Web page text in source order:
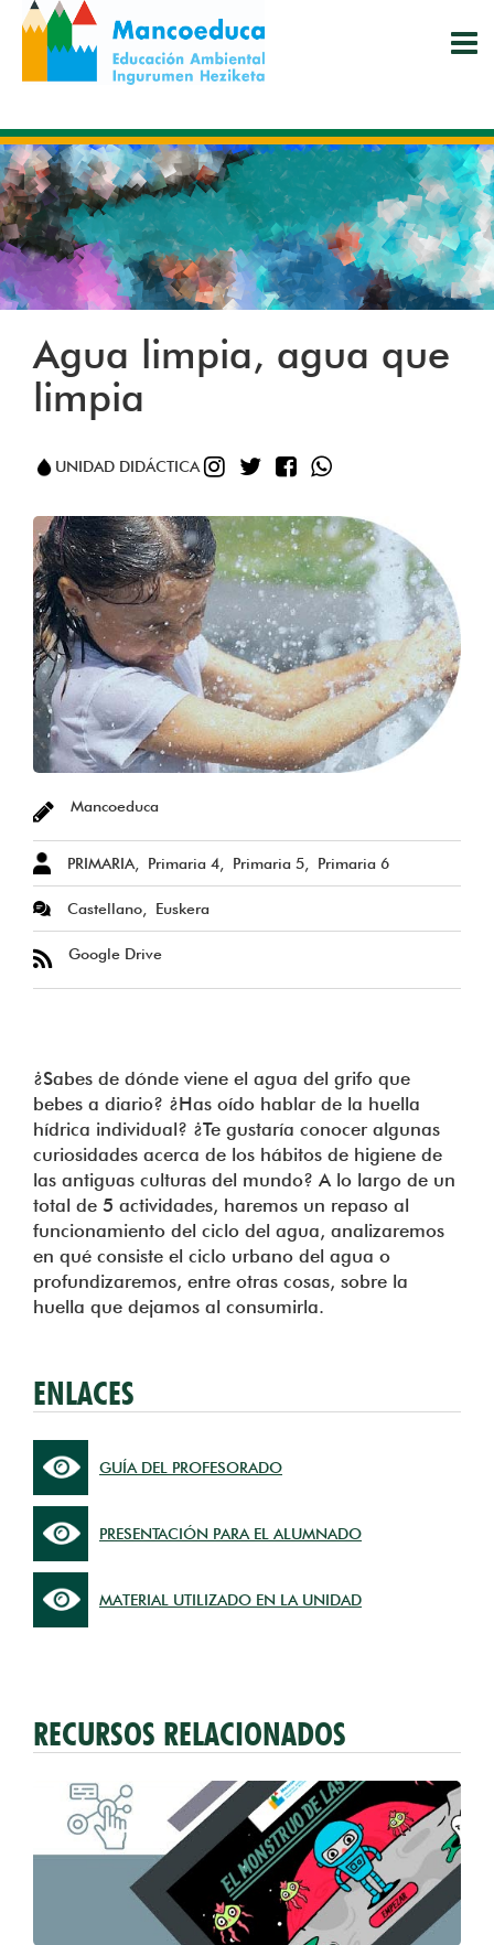
Pasar
contenido
principal
Agua limpia, agua que
limpia
UNIDAD DIDÁCTICA
Mancoeduca
PRIMARIA Primaria 4 Primaria 5 Primaria 6
Castellano Euskera
Google Drive
¿Sabes de dónde viene el agua del grifo que
bebes a diario? ¿Has oído hablar de la huella
hídrica individual? ¿Te gustaría conocer algunas
curiosidades acerca de los hábitos de higiene de
las antiguas culturas del mundo? A lo largo de un
total de 5 actividades, haremos un repaso al
funcionamiento del ciclo del agua, analizaremos
en qué consiste el ciclo urbano del agua o
profundizaremos, entre otras cosas, sobre la
huella que dejamos al consumirla.
ENLACES
GUÍA DEL PROFESORADO
PRESENTACIÓN PARA EL ALUMNADO
MATERIAL UTILIZADO EN LA UNIDAD
RECURSOS RELACIONADOS